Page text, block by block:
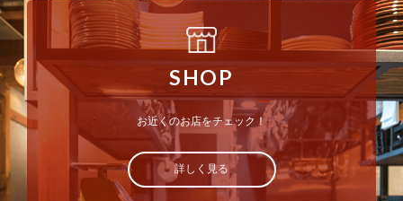
SHOP
お近くのお店をチェック！
詳しく見る